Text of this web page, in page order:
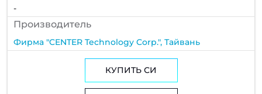
-
Производитель
Фирма "CENTER Technology Corp.", Тайвань
КУПИТЬ СИ